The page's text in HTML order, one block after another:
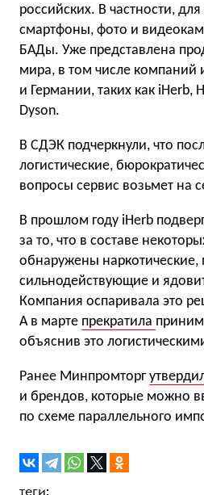
российских. В частности,
смартфоны, фото и
БАДы. Уже представлена
мира, в том числе
и Германии, таких как iHerb,
Dyson.
В СДЭК подчеркнули, что
логистические,
вопросы сервис возьмет на
В прошлом году iHerb
за то, что в составе
обнаружены наркотические,
сильнодействующие и
Компания оспаривала это
А в марте прекратила
объяснив это
Ранее Минпромторг
и брендов, которые можно
по схеме параллельного